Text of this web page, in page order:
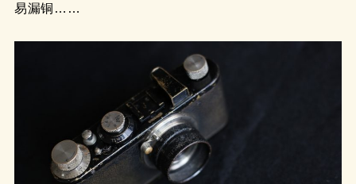
易漏铜……